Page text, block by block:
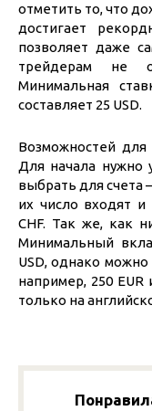
отметить то, что
достигает
позволяет даже
трейдерам не
Минимальная
составляет 25 USD.
Возможностей для
Для начала нужно
выбрать для счета
их число входят
CHF. Так же, как
Минимальный
USD, однако
например, 250
только на